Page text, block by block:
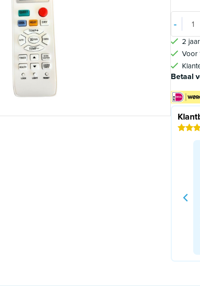
-
Min 1
Aantal
2
Voor
Betaal